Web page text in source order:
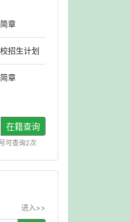
章
招生计划
章
在籍查询
可查询2次
进入>>